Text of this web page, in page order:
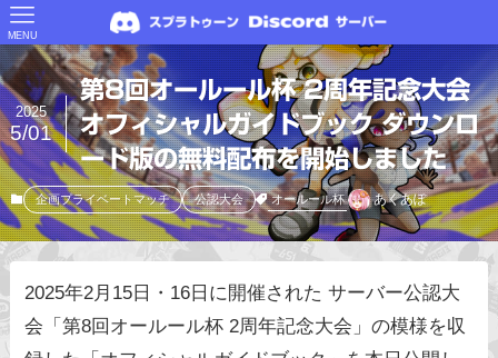
MENU
第8回オールール杯 2周年記念大会
オフィシャルガイドブック ダウンロ
ード版の無料配布を開始しました
2025
5/01
企画プライベートマッチ 公認大会 オールール杯 あくあぽ
2025年2月15日・16日に開催された サーバー公認大
会「第8回オールール杯 2周年記念大会」の模様を収